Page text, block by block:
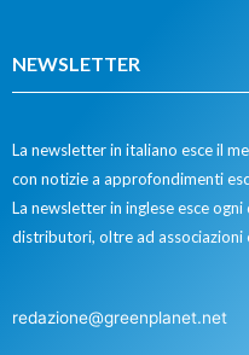
NEWSLETTER
La newsletter in italiano esce il
con notizie a approfondimenti
La newsletter in inglese esce
distributori, oltre ad associazioni
redazione@greenplanet.net